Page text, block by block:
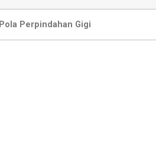
Pola Perpindahan Gigi